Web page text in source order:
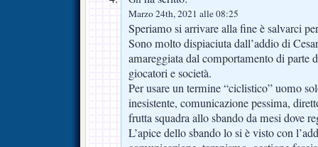
Marzo 24th, 2021 alle 08:25
Speriamo si arrivare alla fine è salvarci
Sono molto dispiaciuta dall’addio di
amareggiata dal comportamento di parte
giocatori e società.
Per usare un termine “ciclistico” uomo
inesistente, comunicazione pessima,
frutta squadra allo sbando da mesi dove
L’apice dello sbando lo si è visto con